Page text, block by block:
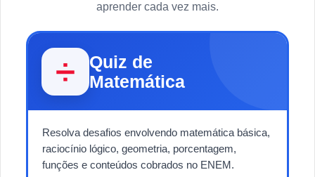
aprender cada vez mais.
➗
Quiz de
Matemática
Resolva desafios envolvendo matemática básica,
raciocínio lógico, geometria, porcentagem,
funções e conteúdos cobrados no ENEM.